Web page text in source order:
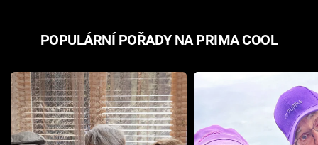
POPULÁRNÍ POŘADY NA PRIMA COOL